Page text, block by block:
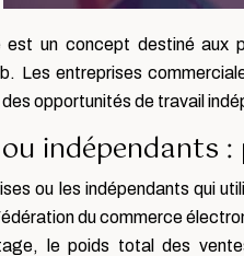
est un concept destiné aux
Les entreprises
opportunités de travail
indépendants
ou les indépendants qui
du commerce
le poids total des